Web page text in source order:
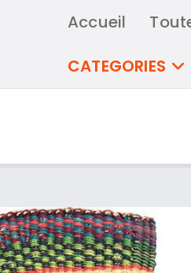
Accueil
CATEGORIES